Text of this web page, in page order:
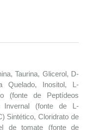
Taurina, Glicerol, D-
Quelado, Inositol, L-
(fonte de Peptídeos
Invernal (fonte de L-
Sintético, Cloridrato de
de tomate (fonte de